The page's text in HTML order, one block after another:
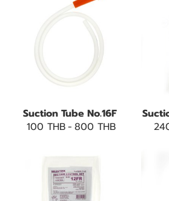
Suction Tube No.16F
100 THB- 800 THB